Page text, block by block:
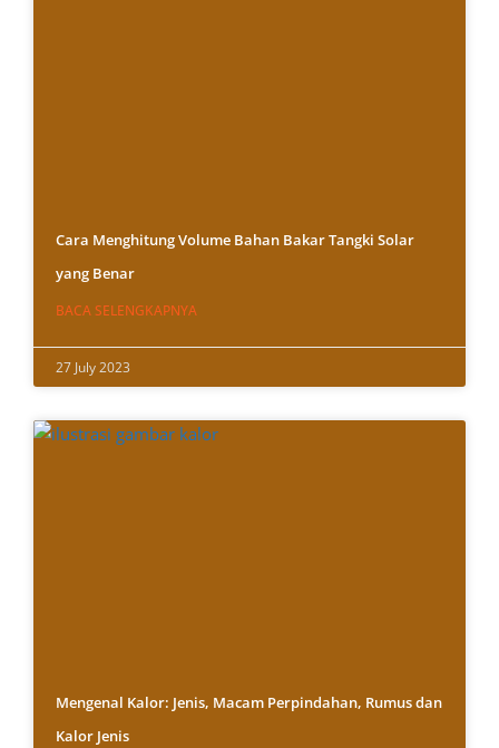
Cara Menghitung Volume Bahan Bakar Tangki Solar
yang Benar
BACA SELENGKAPNYA
27 July 2023
Mengenal Kalor: Jenis, Macam Perpindahan, Rumus dan
Kalor Jenis